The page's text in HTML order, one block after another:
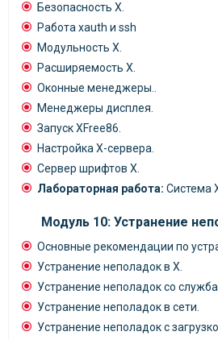
Безопасность X.
Работа xauth и ssh
Модульность X.
Расширяемость X.
Оконные менеджеры..
Менеджеры дисплея.
Запуск XFree86.
Настройка X-сервера.
Сервер шрифтов X.
Лабораторная работа: Система
Модуль 10: Устранение
Основные рекомендации по
Устранение неполадок в X.
Устранение неполадок со
Устранение неполадок в сети.
Устранение неполадок с